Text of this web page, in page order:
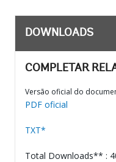
DOWNLOADS
COMPLETAR
Versão oficial do
PDF oficial
TXT*
Total Downloads** :